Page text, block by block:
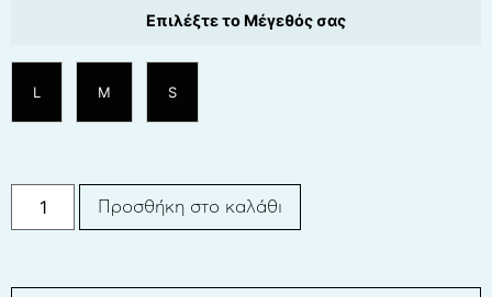
Επιλέξτε το Μέγεθός σας
L M S
Προσθήκη στο καλάθι